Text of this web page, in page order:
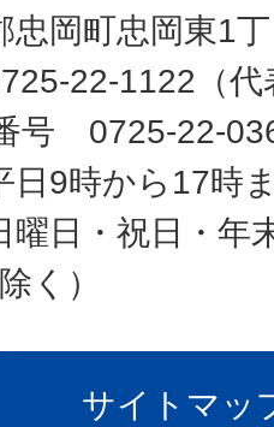
忠岡町忠岡東1
22-1122（
号 0725-22-
9時から17時
曜日・祝日・年
く）
サイトマッ